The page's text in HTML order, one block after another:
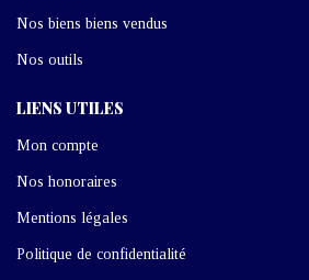
Nos biens biens vendus
Nos outils
LIENS UTILES
Mon compte
Nos honoraires
Mentions légales
Politique de confidentialité